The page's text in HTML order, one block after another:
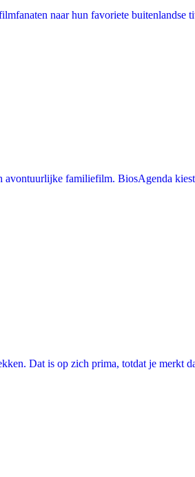
naar hun favoriete buitenlandse
avontuurlijke familiefilm. BiosAgenda
Dat is op zich prima, totdat je merkt